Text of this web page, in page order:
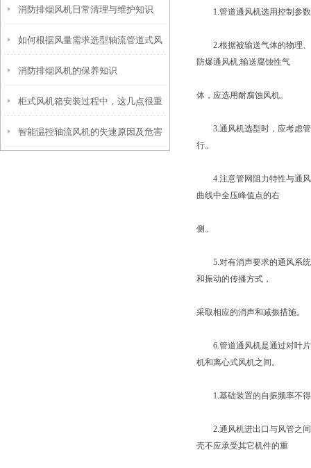
消防排烟风机日常清理与维护知识
如何根据风量需求选型轴流管道式风
机
消防排烟风机的保养知识
柜式风机箱安装过程中，这几点很重
要一定得注意！
智能温控轴流风机的失速原因及危害
1.管道通风机选用控制参数
2.根据被输送气体的物理、
防爆通风机;输送腐蚀性气
体，应选用耐腐蚀风机。
3.通风机选型时，应考虑管
行。
4.注意管网阻力特性与通风
曲线中全压峰值点的右
侧。
5.对有消声要求的通风系统
和振动的传播方式，
采取相应的消声和减振措施。
6.管道通风机是通过对叶片
机和离心式风机之间。
1.基础装置的自振频率不得
2.通风机进出口与风管之间
壳不应承受其它机件的重